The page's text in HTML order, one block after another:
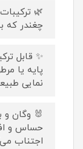
🌿
چغندر که
✨ قابل
پایه یا
نمایی
🐰 وگان
حساس و
اجتناب